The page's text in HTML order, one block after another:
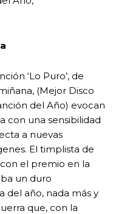
‘Lo Puro’, de
(Mejor Disco
del Año) evocan
con una sensibilidad
a nuevas
El timplista de
con el premio en la
un duro
año, nada más y
que, con la